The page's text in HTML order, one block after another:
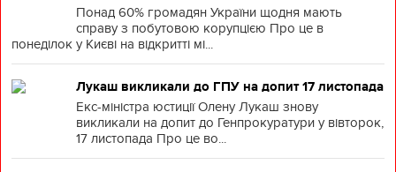
Понад 60% громадян України щодня мають
справу з побутовою корупцією Про це в
понеділок у Києві на відкритті мі...
Лукаш викликали до ГПУ на допит 17 листопада
Екс-міністра юстиції Олену Лукаш знову
викликали на допит до Генпрокуратури у вівторок,
17 листопада Про це во...